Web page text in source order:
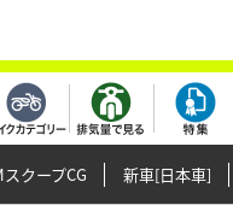
スクープCG 新車[日本車]